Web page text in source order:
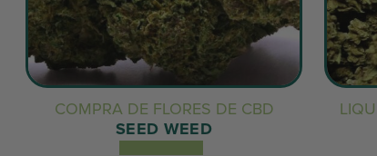
COMPRA DE FLORES DE CBD
SEED WEED